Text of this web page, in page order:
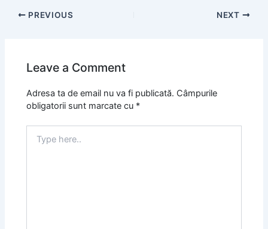
PREVIOUS NEXT
Leave a Comment
Adresa ta de email nu va fi publicată. Câmpurile
obligatorii sunt marcate cu *
here..